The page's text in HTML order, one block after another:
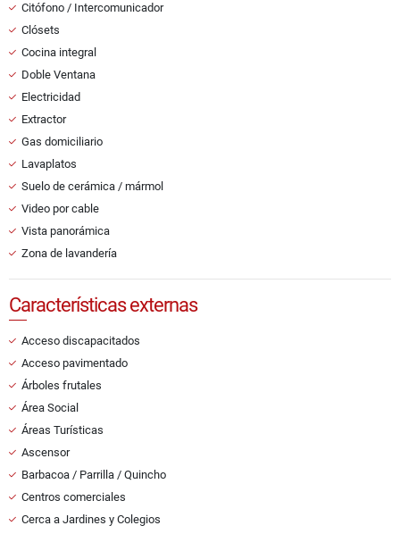
Citófono / Intercomunicador
Clósets
Cocina integral
Doble Ventana
Electricidad
Extractor
Gas domiciliario
Lavaplatos
Suelo de cerámica / mármol
Video por cable
Vista panorámica
Zona de lavandería
Características externas
Acceso discapacitados
Acceso pavimentado
Árboles frutales
Área Social
Áreas Turísticas
Ascensor
Barbacoa / Parrilla / Quincho
Centros comerciales
Cerca a Jardines y Colegios